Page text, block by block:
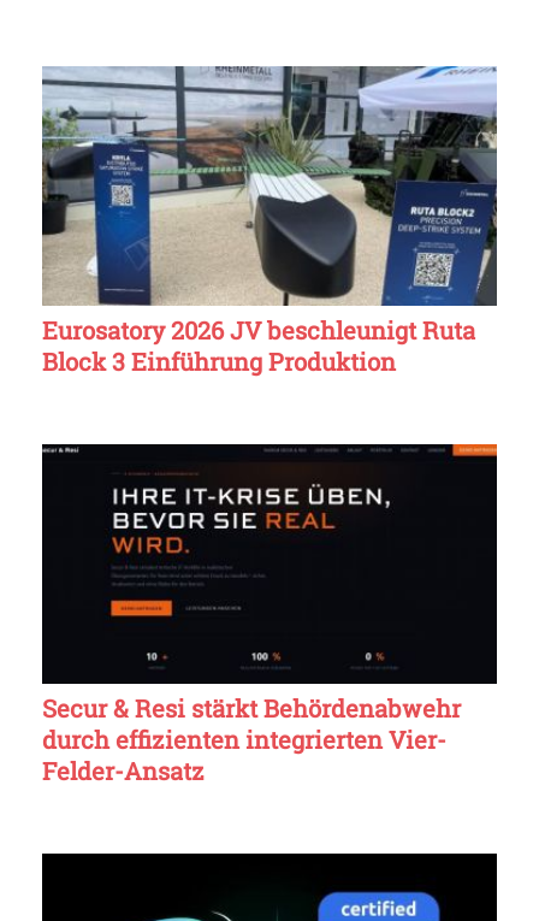
Eurosatory 2026 JV beschleunigt Ruta
Block 3 Einführung Produktion
Secur & Resi stärkt Behördenabwehr
durch effizienten integrierten Vier-
Felder-Ansatz